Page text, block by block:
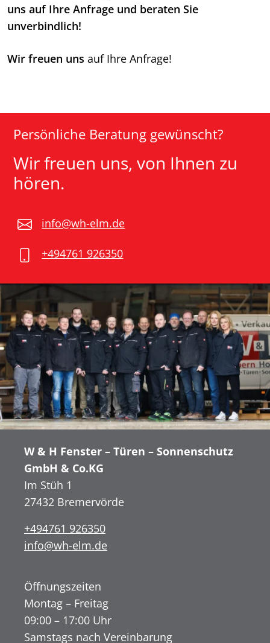
uns auf Ihre Anfrage und beraten Sie
unverbindlich!
Wir freuen uns auf Ihre Anfrage!
Persönliche Beratung gewünscht?
Wir freuen uns, von Ihnen zu
hören.
info@wh-elm.de
+494761 926350
W & H Fenster – Türen – Sonnenschutz
GmbH & Co.KG
Im Stüh 1
27432 Bremervörde
+494761 926350
info@wh-elm.de
Öffnungszeiten
Montag – Freitag
09:00 – 17:00 Uhr
Samstags nach Vereinbarung